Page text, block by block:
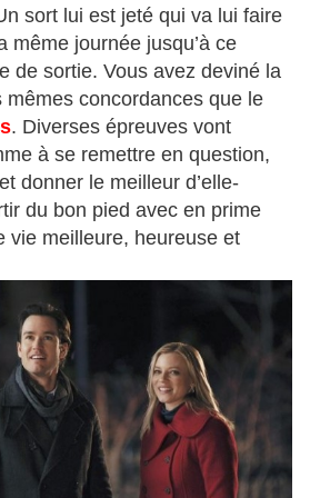
sort lui est jeté qui va lui faire
même journée jusqu’à ce
de sortie. Vous avez deviné la
mêmes concordances que le
. Diverses épreuves vont
à se remettre en question,
donner le meilleur d’elle-
du bon pied avec en prime
vie meilleure, heureuse et